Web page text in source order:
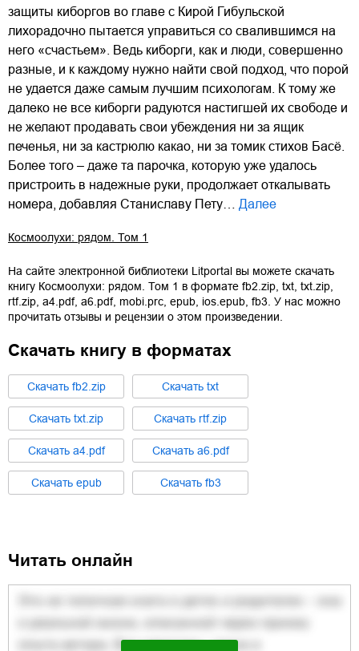
защиты киборгов во главе с Кирой Гибульской
лихорадочно пытается управиться со свалившимся на
него «счастьем». Ведь киборги, как и люди, совершенно
разные, и к каждому нужно найти свой подход, что порой
не удается даже самым лучшим психологам. К тому же
далеко не все киборги радуются настигшей их свободе и
не желают продавать свои убеждения ни за ящик
печенья, ни за кастрюлю какао, ни за томик стихов Басё.
Более того – даже та парочка, которую уже удалось
пристроить в надежные руки, продолжает откалывать
номера, добавляя Станиславу Пету…
Далее
Космоолухи: рядом. Том 1
На сайте электронной библиотеки Litportal вы можете скачать
книгу Космоолухи: рядом. Том 1 в формате fb2.zip txt txt.zip
rtf.zip a4.pdf, a6.pdf, mobi.prc epub ios.epub fb3 . У нас можно
прочитать отзывы и рецензии о этом произведении.
Скачать книгу в форматах
Cкачать fb2.zip Cкачать txt
Cкачать txt.zip Cкачать rtf.zip
Cкачать a4.pdf Cкачать a6.pdf
Cкачать epub Cкачать fb3
Читать онлайн